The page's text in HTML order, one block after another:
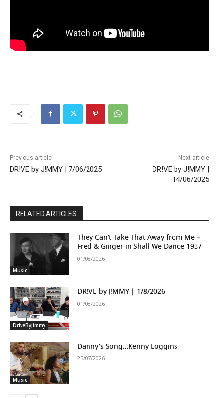
Previous article
DR!VE by J!MMY | 7/06/2025
Next article
DR!VE by J!MMY |
14/06/2025
RELATED ARTICLES
Music
They Can’t Take That Away from Me –
Fred & Ginger in Shall We Dance 1937
01/08/2026
DriveByJimmy
DR!VE by J!MMY | 1/8/2026
01/08/2026
Music
Danny’s Song…Kenny Loggins
25/07/2026